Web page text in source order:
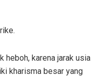
heboh, karena jarak usia
kharisma besar yang